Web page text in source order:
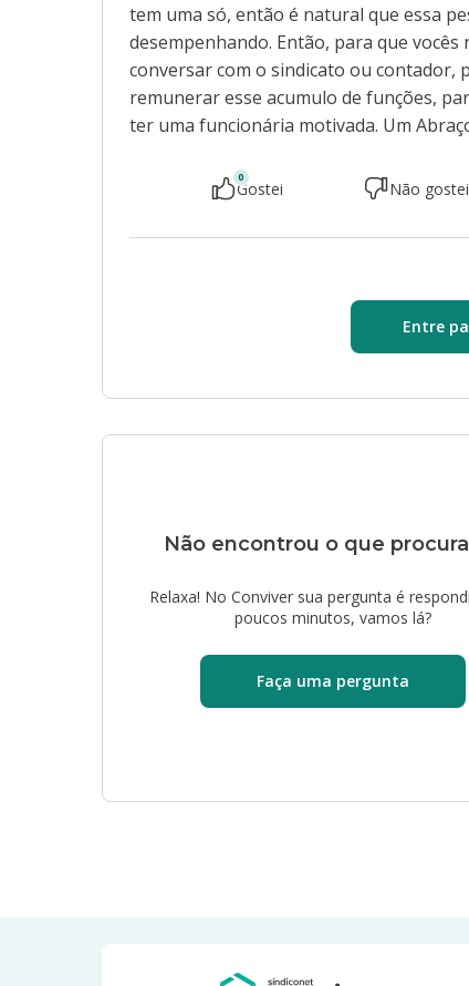
tem uma só, então é natural que essa
desempenhando. Então, para que
conversar com o sindicato ou contador,
remunerar esse acumulo de funções,
ter uma funcionária motivada. Um
0
Gostei Não gostei
Entre
Não encontrou o que
Relaxa! No Conviver sua pergunta é
poucos minutos, vamos lá?
Faça uma pergunta